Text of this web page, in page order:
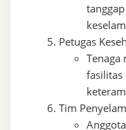
Petugas
Tenaga
fasilitas
Tim